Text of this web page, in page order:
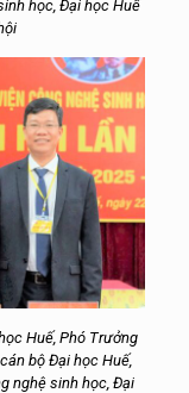
học, Đại học Huế
Huế, Phó Trưởng
bộ Đại học Huế,
nghệ sinh học, Đại